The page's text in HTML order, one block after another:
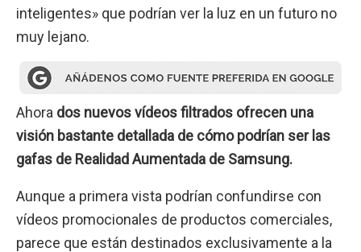
inteligentes» que podrían ver la luz en un futuro no
muy lejano.
Ahora dos nuevos vídeos filtrados ofrecen una
visión bastante detallada de cómo podrían ser las
gafas de Realidad Aumentada de Samsung.
Aunque a primera vista podrían confundirse con
vídeos promocionales de productos comerciales,
parece que están destinados exclusivamente a la